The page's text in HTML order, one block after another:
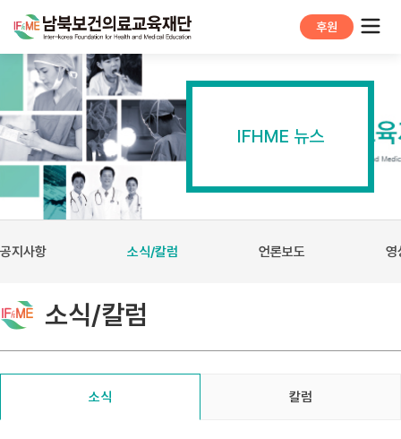
후원
IFHME 뉴스
공지사항 소식/칼럼 언론보도 영
소식/칼럼
소식 칼럼